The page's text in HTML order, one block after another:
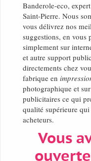
Banderole-eco,
Saint-Pierre. Nous
vous délivrez nos
suggestions, en vous
simplement sur
et autre support
directements chez
fabrique en
photographique et
publicitaires ce qui
qualité supérieure
acheteurs.
Vous